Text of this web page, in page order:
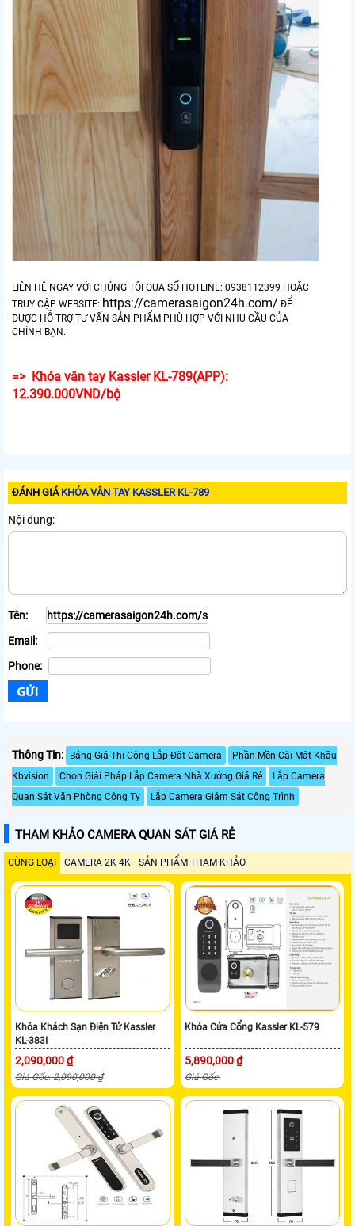
LIÊN HỆ NGAY VỚI CHÚNG TÔI QUA SỐ HOTLINE: 0938112399 HOẶC
TRUY CẬP WEBSITE: https://camerasaigon24h.com/ ĐỂ
ĐƯỢC HỖ TRỢ TƯ VẤN SẢN PHẨM PHÙ HỢP VỚI NHU CẦU CỦA
CHÍNH BẠN.
=> Khóa vân tay Kassler KL-789(APP):
12.390.000VND/bộ
ĐÁNH GIÁ KHÓA VÂN TAY KASSLER KL-789
Nội dung:
Tên:
Email:
Phone:
Thông Tin: Bảng Giá Thi Công Lắp Đặt Camera
Phần Mền Cài Mật Khầu
Kbvision
Chọn Giải Pháp Lắp Camera Nhà Xưởng Giá Rẻ
Lắp Camera
Quan Sát Văn Phòng Công Ty
Lắp Camera Giám Sát Công Trình
THAM KHẢO CAMERA QUAN SÁT GIÁ RẺ
CÙNG LOẠI CAMERA 2K 4K SẢN PHẨM THAM KHẢO
Khóa Khách Sạn Điện Tử Kassler
KL-383I
2,090,000 ₫
Giá Gốc: 2,090,000 ₫
Khóa Cửa Cổng Kassler KL-579
5,890,000 ₫
Giá Gốc: